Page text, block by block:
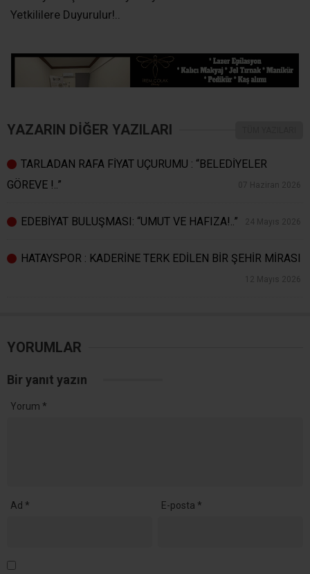
Yetkililere Duyurulur!..
YAZARIN DİĞER YAZILARI
TARLADAN RAFA FİYAT UÇURUMU : “BELEDİYELER
GÖREVE !..”
07 Haziran 2026
EDEBİYAT BULUŞMASI: “UMUT VE HAFIZA!..” 24 Mayıs 2026
HATAYSPOR : KADERİNE TERK EDİLEN BİR ŞEHİR MİRASI
12 Mayıs 2026
YORUMLAR
Bir yanıt yazın
Yorum *
Ad * E-posta *